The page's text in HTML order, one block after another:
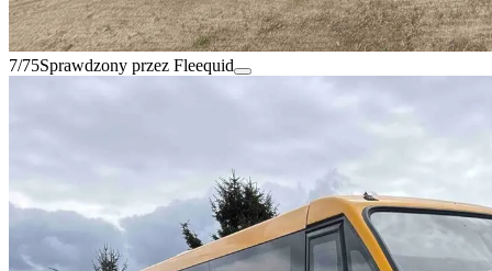
7/75Sprawdzony przez Fleequid